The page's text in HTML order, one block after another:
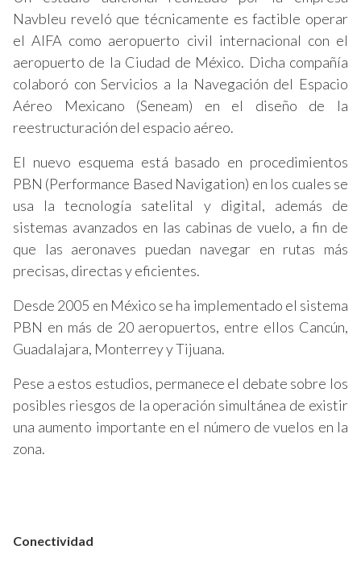
Navbleu reveló que técnicamente es factible operar
el AIFA como aeropuerto civil internacional con el
aeropuerto de la Ciudad de México. Dicha compañía
colaboró con Servicios a la Navegación del Espacio
Aéreo Mexicano (Seneam) en el diseño de la
reestructuración del espacio aéreo.
El nuevo esquema está basado en procedimientos
PBN (Performance Based Navigation) en los cuales se
usa la tecnología satelital y digital, además de
sistemas avanzados en las cabinas de vuelo, a fin de
que las aeronaves puedan navegar en rutas más
precisas, directas y eficientes.
Desde 2005 en México se ha implementado el sistema
PBN en más de 20 aeropuertos, entre ellos Cancún,
Guadalajara, Monterrey y Tijuana.
Pese a estos estudios, permanece el debate sobre los
posibles riesgos de la operación simultánea de existir
una aumento importante en el número de vuelos en la
zona.
Conectividad